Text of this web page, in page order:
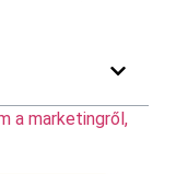
a marketingről,